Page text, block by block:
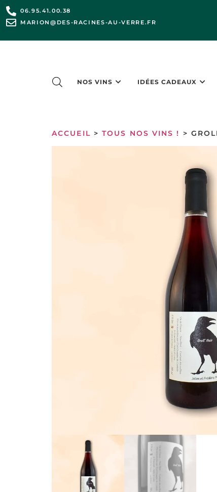
06.95.41.00.38
MARION@DES-RACINES-AU-VERRE.FR
NOS VINS IDÉES CADEAUX
ACCUEIL >TOUS NOS VINS ! >